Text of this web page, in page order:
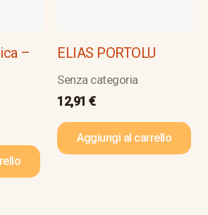
–
ELIAS PORTOLU
Senza categoria
12,91 €
Aggiungi al carrello